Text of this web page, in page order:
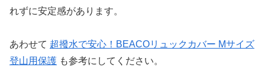
れずに安定感があります。
あわせて 超撥水で安心！BEACOリュックカバー Mサイズ
登山用保護 も参考にしてください。